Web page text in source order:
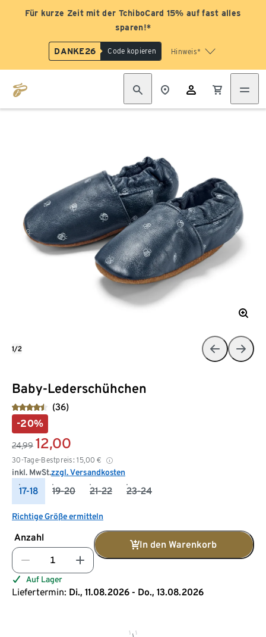
Für kurze Zeit mit der TchiboCard 15% auf fast alles
sparen!*
DANKE26 Code kopieren Hinweis*
Baby-Lederschühchen
(36)
-20%
24,99 12,00
30-Tage-Bestpreis: 15,00 €
inkl. MwSt.zzgl. Versandkosten
17-18 19-20 21-22 23-24
Richtige Größe ermitteln
Anzahl
In den Warenkorb
Auf Lager
Liefertermin: Di., 11.08.2026 - Do., 13.08.2026
1/2